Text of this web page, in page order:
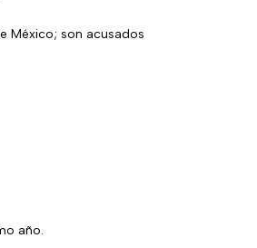
México; son acusados
año.